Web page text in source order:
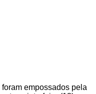
empossados pela